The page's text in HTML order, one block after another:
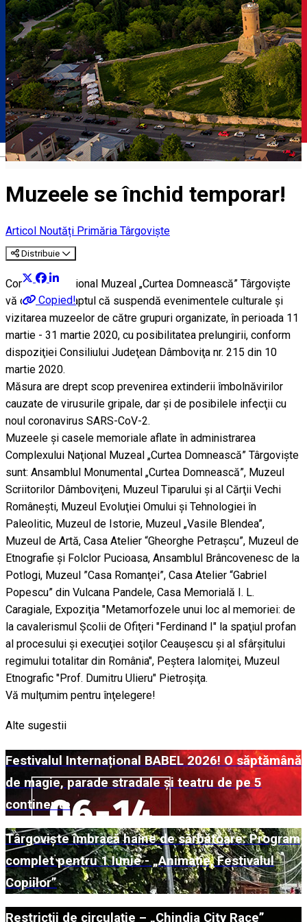
Română
Muzeele se închid temporar!
Articol Noutăți Primăria Târgoviște
Distribuie
Copied!
Complexul Național Muzeal „Curtea Domnească” Târgoviște
vă comunică faptul că suspendă evenimentele culturale şi
vizitarea muzeelor de către grupuri organizate, în perioada 11
martie - 31 martie 2020, cu posibilitatea prelungirii, conform
dispoziţiei Consiliului Judeţean Dâmboviţa nr. 215 din 10
martie 2020.
Măsura are drept scop prevenirea extinderii îmbolnăvirilor
cauzate de virusurile gripale, dar şi de posibilele infecţii cu
noul coronavirus SARS-CoV-2.
Muzeele şi casele memoriale aflate în administrarea
Complexului Naţional Muzeal „Curtea Domnească” Târgovişte
sunt: Ansamblul Monumental „Curtea Domnească”, Muzeul
Scriitorilor Dâmboviţeni, Muzeul Tiparului şi al Cărţii Vechi
Româneşti, Muzeul Evoluţiei Omului şi Tehnologiei în
Paleolitic, Muzeul de Istorie, Muzeul „Vasile Blendea”,
Muzeul de Artă, Casa Atelier “Gheorghe Petraşcu”, Muzeul de
Etnografie şi Folclor Pucioasa, Ansamblul Brâncovenesc de la
Potlogi, Muzeul ”Casa Romanţei”, Casa Atelier “Gabriel
Popescu” din Vulcana Pandele, Casa Memorială I. L.
Caragiale, Expoziţia "Metamorfozele unui loc al memoriei: de
la cavalerismul Şcolii de Ofiţeri "Ferdinand I" la spaţiul profan
al procesului şi execuţiei soţilor Ceauşescu şi al sfârşitului
regimului totalitar din România", Peştera Ialomiţei, Muzeul
Etnografic "Prof. Dumitru Ulieru" Pietroşiţa.
Vă mulţumim pentru înţelegere!
Alte sugestii
Festivalul Internațional BABEL 2026! O săptămână
de magie, parade stradale și teatru de pe 5
continente
Târgoviște îmbracă haine de sărbătoare: Program
complet pentru 1 Iunie - „Animație, Festivalul
Copiilor”
Restricții de circulație – „Chindia City Race”